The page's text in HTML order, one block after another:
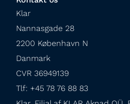
Klar
Nannasgade 28
2200 København N
Danmark
CVR 36949139
Tlf: +45 78 76 88 83